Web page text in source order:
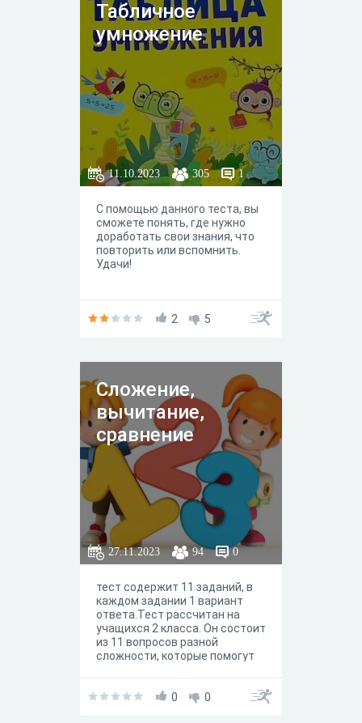
Табличное
умножение
11.10.2023 305 1
С помощью данного теста, вы
сможете понять, где нужно
доработать свои знания, что
повторить или вспомнить.
Удачи!
2 5
Сложение,
вычитание,
сравнение
27.11.2023 94 0
тест содержит 11 заданий, в
каждом задании 1 вариант
ответа.Тест рассчитан на
учащихся 2 класса. Он состоит
из 11 вопросов разной
сложности, которые помогут
предмету.
0 0